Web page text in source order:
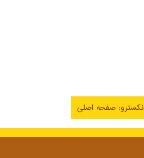
نکسترو: صفحه اصلی